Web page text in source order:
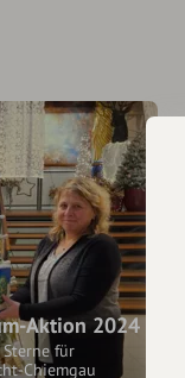
Aktion 2024
für
Chiemgau